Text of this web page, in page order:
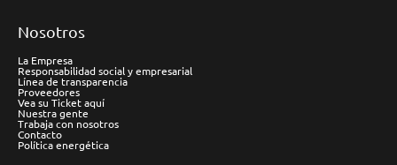
Nosotros
La Empresa
Responsabilidad social y empresarial
Línea de transparencia
Proveedores
Vea su Ticket aquí
Nuestra gente
Trabaja con nosotros
Contacto
Política energética